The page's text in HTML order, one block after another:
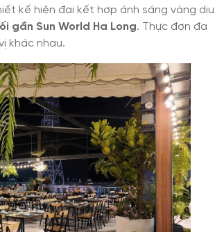
kế hiện đại kết hợp ánh sáng vàng dịu
gần Sun World Ha Long. Thực đơn đa
khác nhau.